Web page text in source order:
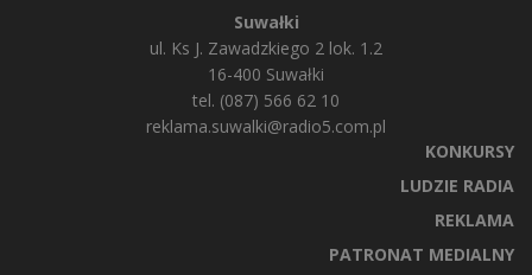
Suwałki
ul. Ks J. Zawadzkiego 2 lok. 1.2
16-400 Suwałki
tel. (087) 566 62 10
reklama.suwalki@radio5.com.pl
KONKURSY
LUDZIE RADIA
REKLAMA
PATRONAT MEDIALNY